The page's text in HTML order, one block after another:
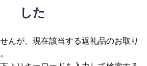
した
んが、現在該当する返礼品のお取り